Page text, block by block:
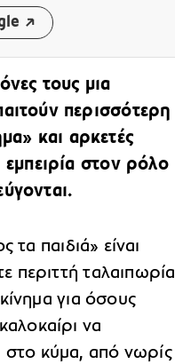
τους μια
περισσότερη
και αρκετές
εμπειρία στον ρόλο
τα παιδιά» είναι
περιττή ταλαιπωρία
για όσους
να
στο κύμα, από νωρίς